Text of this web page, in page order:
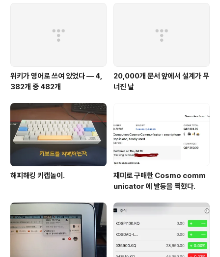
위키가 영어로 쓰여 있었다 — 4,
382개 중 482개
20,000개 문서 앞에서 설계가 무
너진 날
해피해킹 키캡놀이.
재미로 구매한 Cosmo comm
unicator 에 발등을 찍혔다.